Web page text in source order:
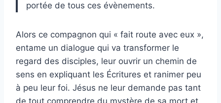
portée de tous ces évènements.
Alors ce compagnon qui « fait route avec eux »,
entame un dialogue qui va transformer le
regard des disciples, leur ouvrir un chemin de
sens en expliquant les Écritures et ranimer peu
à peu leur foi. Jésus ne leur demande pas tant